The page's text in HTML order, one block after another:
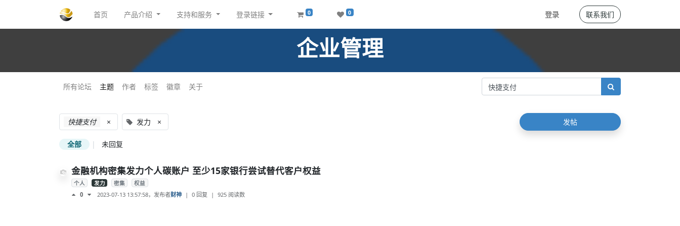
首页 产品介绍 支持和服务 登录链接 0 0 登录 联系我们
企业管理
所有论坛 主题 作者 标签 徽章 关于
快捷支付 × 发力 × 发帖
全部 | 未回复
金融机构密集发力个人碳账户 至少15家银行尝试替代客户权益
个人 发力 密集 权益
0 2023-07-13 13:57:58，发布者财神 | 0 回复 | 925 阅读数